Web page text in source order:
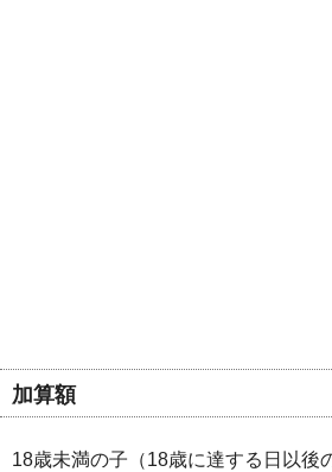
加算額
18歳未満の子（18歳に達する日以後